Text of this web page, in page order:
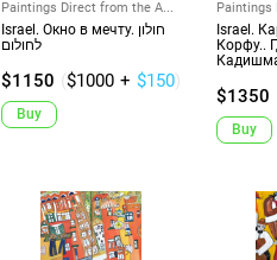
Paintings Direct from the A...
Israel. Окно в мечту. חולון
לחולום
$1150 ($1000 + $150)
Buy
Paintings
Israel.
Корфу..
$1350
Buy